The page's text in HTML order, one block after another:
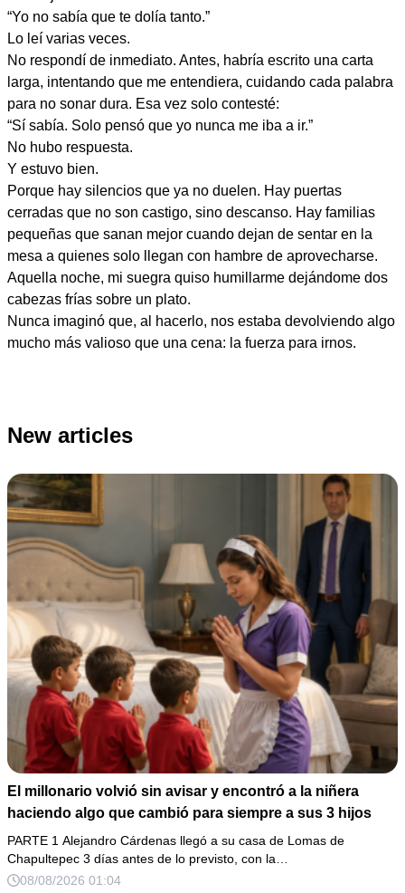
“Yo no sabía que te dolía tanto.”
Lo leí varias veces.
No respondí de inmediato. Antes, habría escrito una carta
larga, intentando que me entendiera, cuidando cada palabra
para no sonar dura. Esa vez solo contesté:
“Sí sabía. Solo pensó que yo nunca me iba a ir.”
No hubo respuesta.
Y estuvo bien.
Porque hay silencios que ya no duelen. Hay puertas
cerradas que no son castigo, sino descanso. Hay familias
pequeñas que sanan mejor cuando dejan de sentar en la
mesa a quienes solo llegan con hambre de aprovecharse.
Aquella noche, mi suegra quiso humillarme dejándome dos
cabezas frías sobre un plato.
Nunca imaginó que, al hacerlo, nos estaba devolviendo algo
mucho más valioso que una cena: la fuerza para irnos.
New articles
El millonario volvió sin avisar y encontró a la niñera
haciendo algo que cambió para siempre a sus 3 hijos
PARTE 1 Alejandro Cárdenas llegó a su casa de Lomas de
Chapultepec 3 días antes de lo previsto, con la…
08/08/2026 01:04